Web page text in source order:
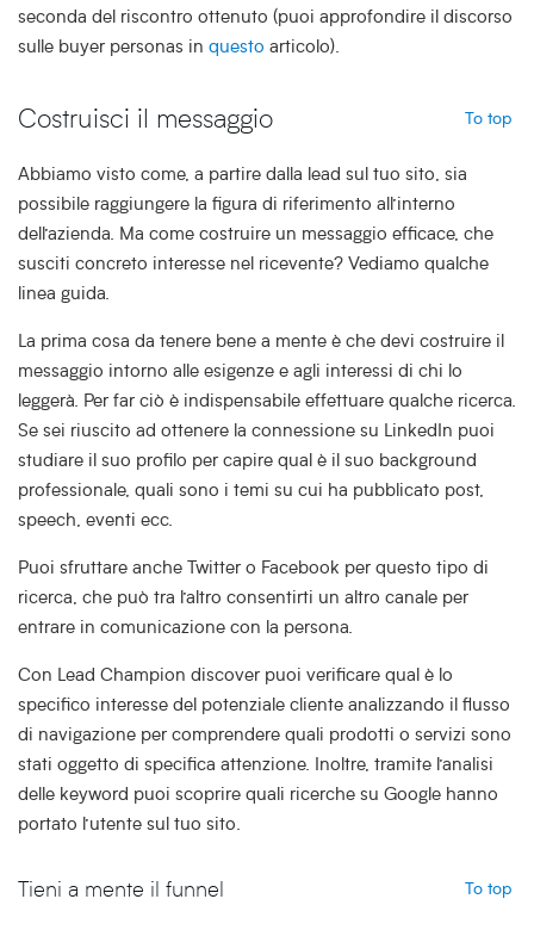
seconda del riscontro ottenuto (puoi approfondire il discorso
sulle buyer personas in questo articolo).
Costruisci il messaggio To top
Abbiamo visto come, a partire dalla lead sul tuo sito, sia
possibile raggiungere la figura di riferimento all’interno
dell’azienda. Ma come costruire un messaggio efficace, che
susciti concreto interesse nel ricevente? Vediamo qualche
linea guida.
La prima cosa da tenere bene a mente è che devi costruire il
messaggio intorno alle esigenze e agli interessi di chi lo
leggerà. Per far ciò è indispensabile effettuare qualche ricerca.
Se sei riuscito ad ottenere la connessione su LinkedIn puoi
studiare il suo profilo per capire qual è il suo background
professionale, quali sono i temi su cui ha pubblicato post,
speech, eventi ecc.
Puoi sfruttare anche Twitter o Facebook per questo tipo di
ricerca, che può tra l’altro consentirti un altro canale per
entrare in comunicazione con la persona.
Con Lead Champion discover puoi verificare qual è lo
specifico interesse del potenziale cliente analizzando il flusso
di navigazione per comprendere quali prodotti o servizi sono
stati oggetto di specifica attenzione. Inoltre, tramite l’analisi
delle keyword puoi scoprire quali ricerche su Google hanno
portato l’utente sul tuo sito.
Tieni a mente il funnel To top